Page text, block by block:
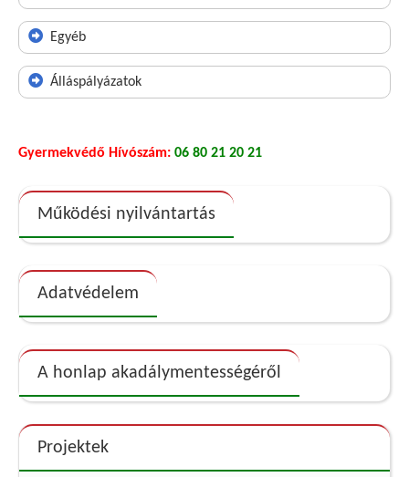
Egyéb
Álláspályázatok
Gyermekvédő Hívószám: 06 80 21 20 21
Működési nyilvántartás
Adatvédelem
A honlap akadálymentességéről
Projektek